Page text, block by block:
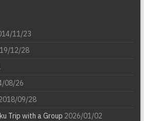
11/23
12/28
08/26
09/28
Trip with a Group 2026/01/02